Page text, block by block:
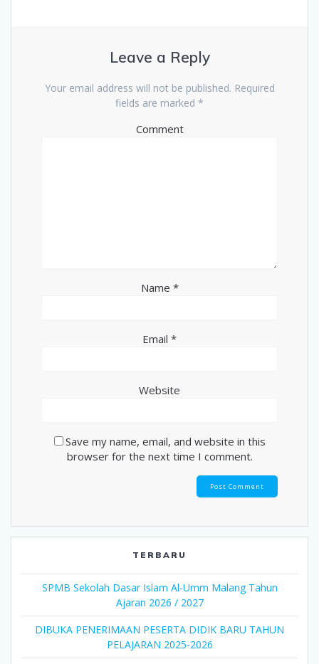
Leave a Reply
Your email address will not be published. Required
fields are marked *
Comment
Name *
Email *
Website
Save my name, email, and website in this
browser for the next time I comment.
TERBARU
SPMB Sekolah Dasar Islam Al-Umm Malang Tahun
Ajaran 2026 / 2027
DIBUKA PENERIMAAN PESERTA DIDIK BARU TAHUN
PELAJARAN 2025-2026